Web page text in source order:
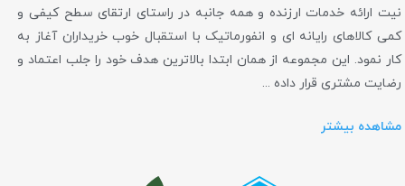
نیت ارائه خدمات ارزنده و همه جانبه در راستای ارتقای سطح کیفی و
کمی کالاهای رایانه ای و انفورماتیک با استقبال خوب خریداران آغاز به
کار نمود. این مجموعه از همان ابتدا بالاترین هدف خود را جلب اعتماد و
رضایت مشتری قرار داده ...
مشاهده بیشتر